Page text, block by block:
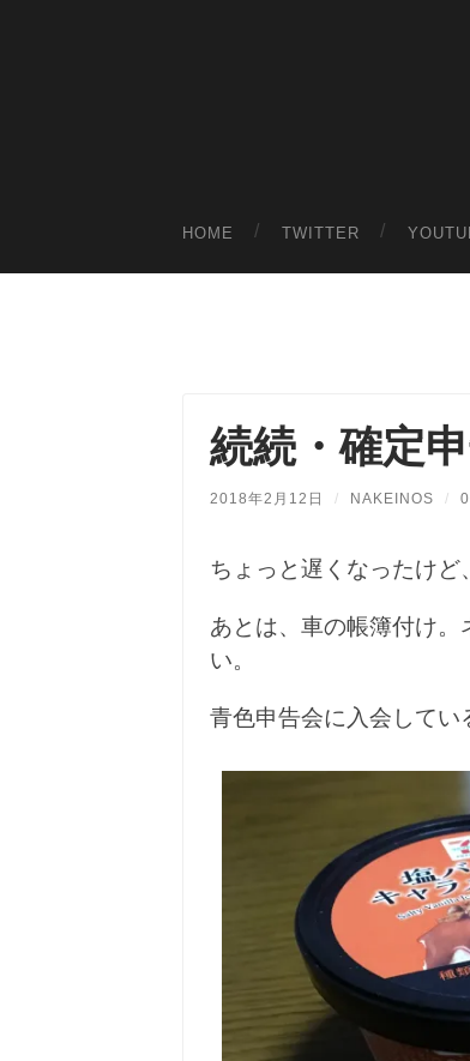
HOME TWITTER
続続・確定
2018年2月12日 / NAKEINOS /
ちょっと遅くなったけど
あとは、車の帳簿付け
い。
青色申告会に入会してい